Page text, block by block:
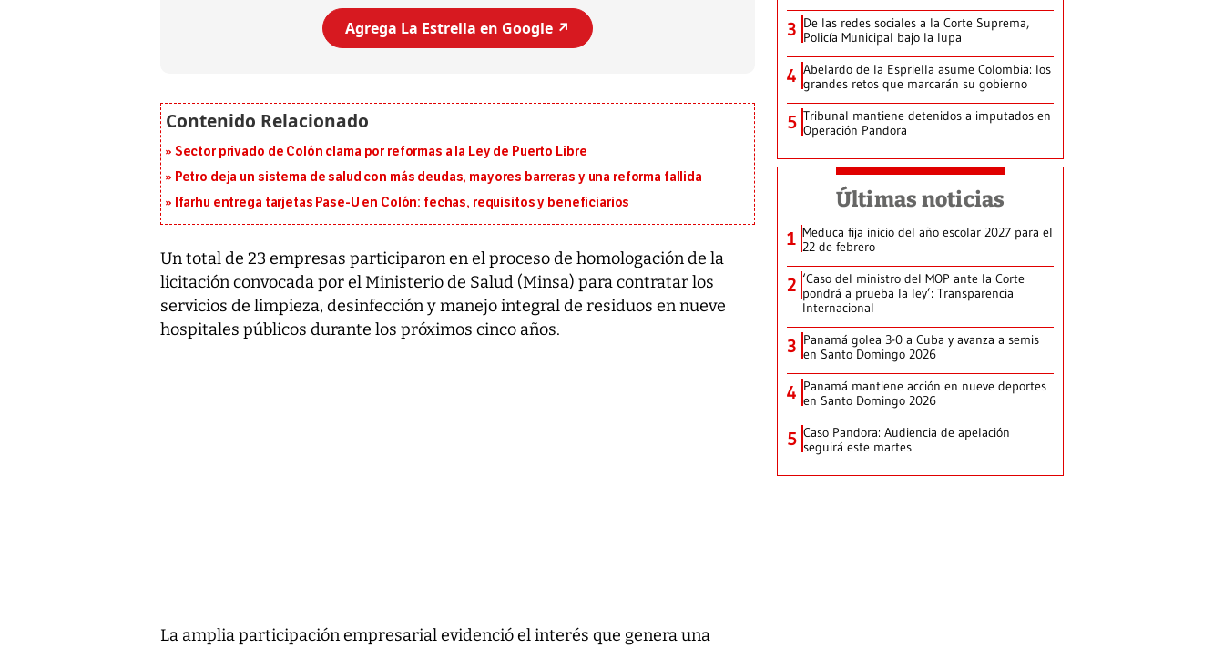
Agrega La Estrella en Google ↗️
Sector privado de Colón clama por reformas a la Ley de Puerto Libre
Petro deja un sistema de salud con más deudas, mayores barreras y una reforma fallida
Ifarhu entrega tarjetas Pase-U en Colón: fechas, requisitos y beneficiarios
Un total de 23 empresas participaron en el proceso de homologación de la
licitación convocada por el Ministerio de Salud (Minsa) para contratar los
servicios de limpieza, desinfección y manejo integral de residuos en nueve
hospitales públicos durante los próximos cinco años.
La amplia participación empresarial evidenció el interés que genera una
3 De las redes sociales a la Corte Suprema,
Policía Municipal bajo la lupa
4 Abelardo de la Espriella asume Colombia: los
grandes retos que marcarán su gobierno
5 Tribunal mantiene detenidos a imputados en
Operación Pandora
Últimas noticias
1 Meduca fija inicio del año escolar 2027 para el
22 de febrero
2 ‘Caso del ministro del MOP ante la Corte
pondrá a prueba la ley’: Transparencia
Internacional
3 Panamá golea 3-0 a Cuba y avanza a semis
en Santo Domingo 2026
4 Panamá mantiene acción en nueve deportes
en Santo Domingo 2026
5 Caso Pandora: Audiencia de apelación
seguirá este martes